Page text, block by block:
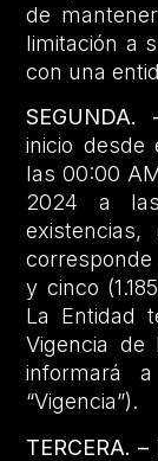
de
limitación a
con una
SEGUNDA.
inicio desde
las 00:00
2024 a
y cinco
La Entidad
Vigencia
informará
“Vigencia”).
TERCERA.